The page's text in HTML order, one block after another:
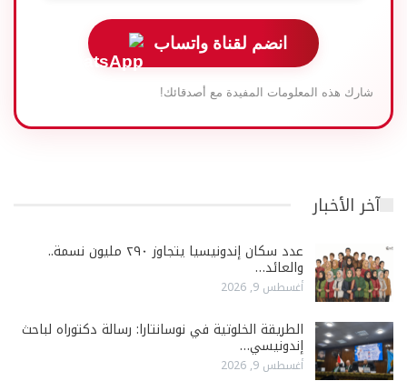
انضم لقناة واتساب
شارك هذه المعلومات المفيدة مع أصدقائك!
آخر الأخبار
عدد سكان إندونيسيا يتجاوز ٢٩٠ مليون نسمة..
والعائد…
أغسطس 9, 2026
الطريقة الخلوتية في نوسانتارا: رسالة دكتوراه لباحث
إندونيسي…
أغسطس 9, 2026